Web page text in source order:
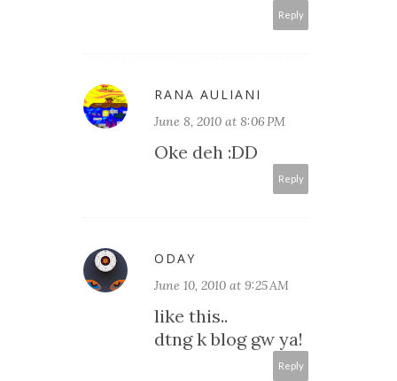
Reply
RANA AULIANI
June 8, 2010 at 8:06 PM
Oke deh :DD
Reply
ODAY
June 10, 2010 at 9:25 AM
like this..
dtng k blog gw ya!
Reply